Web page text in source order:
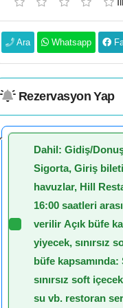
Ara Whatsapp
Rezervasyon Yap
Dahil: Gidiş/
Sigorta, Giriş
havuzlar, Hill
16:00 saatleri
verilir Açık büfe
yiyecek, sınırsız
büfe kapsamında:
sınırsız soft
su vb. restoran